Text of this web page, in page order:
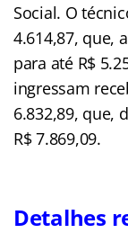
Social. O
4.614,87, que,
para até R$
ingressam
6.832,89, que,
R$ 7.869,09.
Detalhes